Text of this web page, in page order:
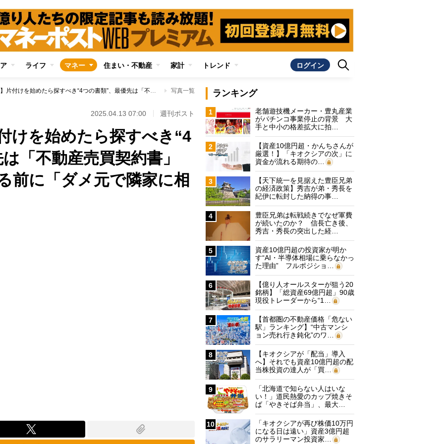
ライフ マネー 住まい・不動産 家計 トレンド ログイン
【実家じまい】片付けを始めたら探すべき“4つの書類”、最優先は「不動産売買契約書」 解体して更地にする前に「ダメ元で隣家に相談」もひとつの手 写真一覧
2025.04.13 07:00 週刊ポスト
けを始めたら探すべき“4
は「不動産売買契約書」
前に「ダメ元で隣家に相
ランキング
1
老舗遊技機メーカー・豊丸産業
がパチンコ事業停止の背景 大
手と中小の格差拡大に拍…
2
【資産10億円超・かんちさんが
厳選！】「キオクシアの次」に
資金が流れる期待の…
3
【天下統一を見据えた豊臣兄弟
の経済政策】秀吉が弟・秀長を
紀伊に転封した納得の事…
4
豊臣兄弟は転戦続きでなぜ軍費
が続いたのか？ 信長亡き後、
秀吉・秀長の突出した経…
5
資産10億円超の投資家が明か
す“AI・半導体相場に乗らなかっ
た理由” フルポジショ…
6
【億り人オールスターが狙う20
銘柄】「総資産69億円超」90歳
現役トレーダーから“1…
7
【首都圏の不動産価格「危ない
駅」ランキング】“中古マンシ
ョン売れ行き鈍化”のワ…
8
【キオクシアが「配当」導入
へ】それでも資産10億円超の配
当株投資の達人が「買…
9
「北海道で知らない人はいな
い！」道民熱愛のカップ焼きそ
ば「やきそば弁当」、最大…
10
「キオクシアが再び株価10万円
になる日は遠い」資産3億円超
のサラリーマン投資家…